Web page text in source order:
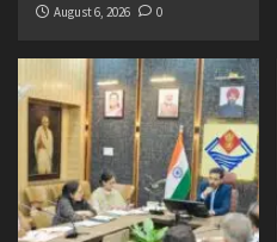
August 6, 2026
0